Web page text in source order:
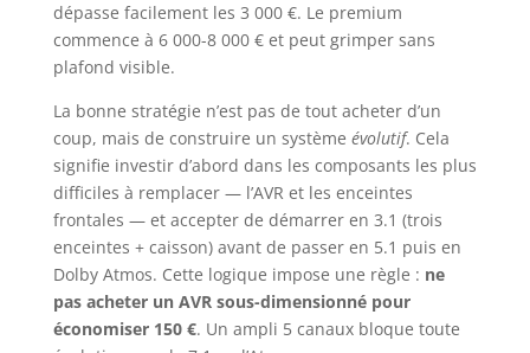
dépasse facilement les 3 000 €. Le premium
commence à 6 000-8 000 € et peut grimper sans
plafond visible.
La bonne stratégie n’est pas de tout acheter d’un
coup, mais de construire un système évolutif. Cela
signifie investir d’abord dans les composants les plus
difficiles à remplacer — l’AVR et les enceintes
frontales — et accepter de démarrer en 3.1 (trois
enceintes + caisson) avant de passer en 5.1 puis en
Dolby Atmos. Cette logique impose une règle : ne
pas acheter un AVR sous-dimensionné pour
économiser 150 €. Un ampli 5 canaux bloque toute